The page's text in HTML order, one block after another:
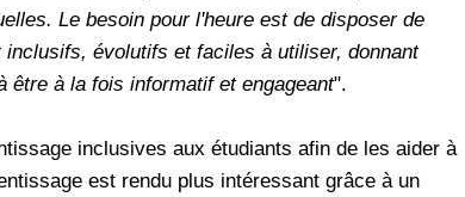
Le besoin pour l'heure est de disposer de
évolutifs et faciles à utiliser, donnant
être à la fois informatif et engageant".
inclusives aux étudiants afin de les aider à
est rendu plus intéressant grâce à un